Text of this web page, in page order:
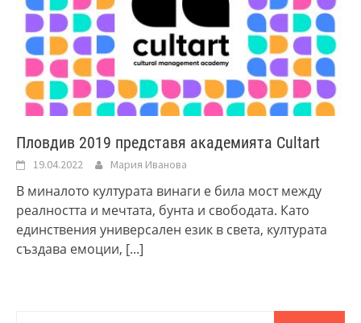
Пловдив 2019 представя академията Cultart
19.04.2022 Мария Иванова
В миналото културата винаги е била мост между
реалността и мечтата, бунта и свободата. Като
единствения универсален език в света, културата
създава емоции, [...]